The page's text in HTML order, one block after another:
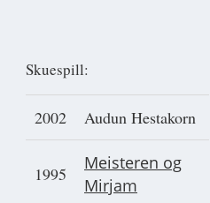
Skuespill:
2002 Audun Hestakorn
1995
Meisteren og
Mirjam